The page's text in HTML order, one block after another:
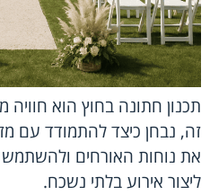
תכנון חתונה בחוץ הוא
זה, נבחן כיצד להתמודד עם
את נוחות האורחים ולהשתמש
ליצור אירוע בלתי נשכח.